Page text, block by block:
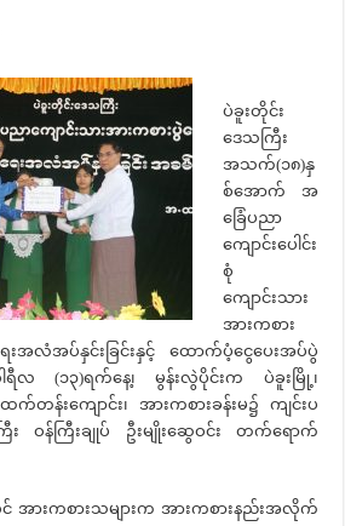
ပဲခူးတိုင်း
ဒေသကြီး
အသက်(၁၈)နှ
စ်အောက် အ
ခြေံပညာ
ကျောင်းပေါင်း
စုံ
ကျောင်းသား
အားကစား
းအလံအပ်နှင်းခြင်းနှင့် ထောက်ပံ့ငွေပေးအပ်ပွဲ
ါရီလ (၁၃)ရက်နေ့၊ မွန်းလွဲပိုင်းက ပဲခူးမြို့၊
တန်းကျောင်း၊ အားကစားခန်းမ၌ ကျင်းပ
း ဝန်ကြီးချုပ် ဦးမျိုးဆွေဝင်း တက်ရောက်
ားကစားသများက အားကစားနည်းအလိုက်